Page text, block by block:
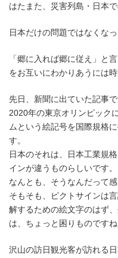
はたまた、災害列島・日本
日本だけの問題ではなくなっ
「郷に入れば郷に従え」と
をお互いにわかりあうには時
先日、新聞に出ていた記事で
2020年の東京オリンピック
ムという絵記号を国際規格
す。
日本のそれは、日本工業規
インが違うものらしいです。
なんとも、そうなんだって感
そもそも、ピクトサインは
解するための絵文字のはず
は、ちょっと困りものですね
沢山の訪日観光客が訪れる